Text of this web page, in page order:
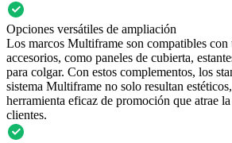
Opciones versátiles de ampliación
Los marcos Multiframe son compatibles con
accesorios, como paneles de cubierta,
para colgar. Con estos complementos, los
sistema Multiframe no solo resultan
herramienta eficaz de promoción que atrae
clientes.